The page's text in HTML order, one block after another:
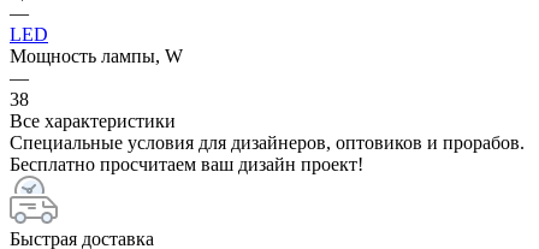
—
LED
Мощность лампы, W
—
38
Все характеристики
Специальные условия для дизайнеров, оптовиков и прорабов.
Бесплатно просчитаем ваш дизайн проект!
Быстрая доставка